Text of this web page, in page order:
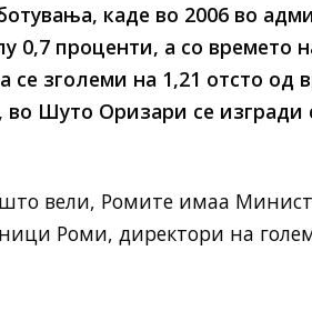
каде во 2006 во
0,7 проценти, а со времето
зголеми на 1,21 отсто од
во Шуто Оризари се
вели, Ромите имаа
Роми, директори на